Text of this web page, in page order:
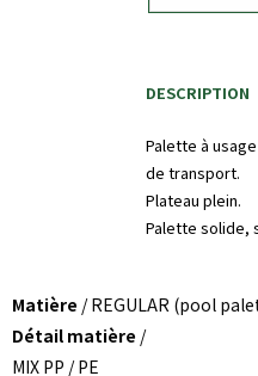
DESCRIPTION
Palette à
de transport.
Plateau plein.
Palette solide,
Matière / REGULAR (pool
Détail matière /
MIX PP / PE